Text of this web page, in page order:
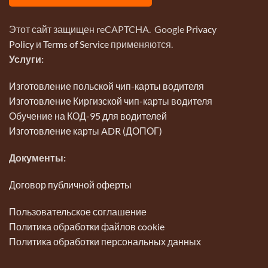
Этот сайт защищен reCAPTCHA. Google Privacy
Policy и Terms of Service применяются.
Услуги:
Изготовление польской чип-карты водителя
Изготовление Киргизской чип-карты водителя
Обучение на КОД-95 для водителей
Изготовление карты ADR (ДОПОГ)
Документы:
Договор публичной оферты
Пользовательское соглашение
Политика обработки файлов cookie
Политика обработки персональных данных